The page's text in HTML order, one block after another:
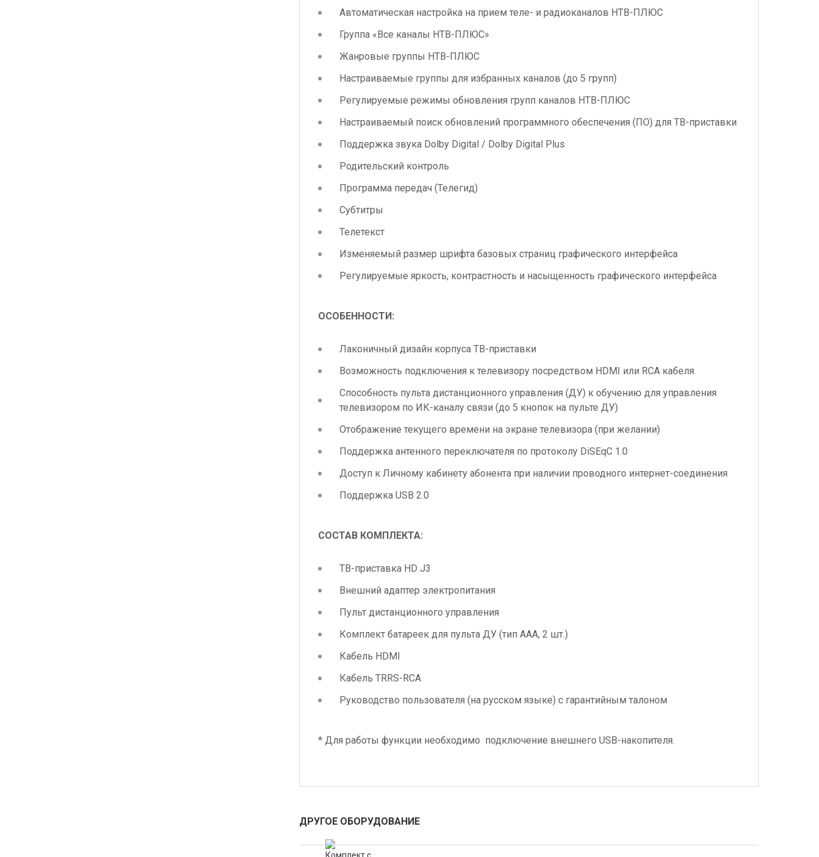
Автоматическая настройка на прием теле- и радиоканалов НТВ-ПЛЮС
Группа «Все каналы НТВ-ПЛЮС»
Жанровые группы НТВ-ПЛЮС
Настраиваемые группы для избранных каналов (до 5 групп)
Регулируемые режимы обновления групп каналов НТВ-ПЛЮС
Настраиваемый поиск обновлений программного обеспечения (ПО) для ТВ-приставки
Поддержка звука Dolby Digital / Dolby Digital Plus
Родительский контроль
Программа передач (Телегид)
Субтитры
Телетекст
Изменяемый размер шрифта базовых страниц графического интерфейса
Регулируемые яркость, контрастность и насыщенность графического интерфейса
ОСОБЕННОСТИ:
Лаконичный дизайн корпуса ТВ-приставки
Возможность подключения к телевизору посредством HDMI или RCA кабеля
Способность пульта дистанционного управления (ДУ) к обучению для управления
телевизором по ИК-каналу связи (до 5 кнопок на пульте ДУ)
Отображение текущего времени на экране телевизора (при желании)
Поддержка антенного переключателя по протоколу DiSEqC 1.0
Доступ к Личному кабинету абонента при наличии проводного интернет-соединения
Поддержка USB 2.0
СОСТАВ КОМПЛЕКТА:
ТВ-приставка HD J3
Внешний адаптер электропитания
Пульт дистанционного управления
Комплект батареек для пульта ДУ (тип AAA, 2 шт.)
Кабель HDMI
Кабель TRRS-RCA
Руководство пользователя (на русском языке) с гарантийным талоном
* Для работы функции необходимо подключение внешнего USB-накопителя.
ДРУГОЕ ОБОРУДОВАНИЕ